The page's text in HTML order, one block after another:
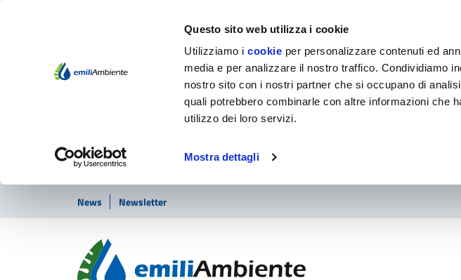
Questo sito web utilizza i cookie
Utilizziamo icookie per personalizzare contenuti ed
media e per analizzare il nostro traffico. Condividiamo
nostro sito con i nostri partner che si occupano di
quali potrebbero combinarle con altre informazioni che
utilizzo dei loro servizi.
Mostra dettagli
News Newsletter